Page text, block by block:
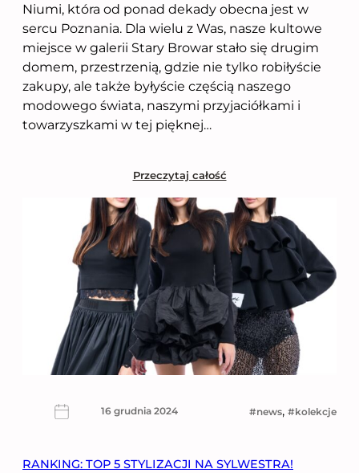
Niumi, która od ponad dekady obecna jest w
sercu Poznania. Dla wielu z Was, nasze kultowe
miejsce w galerii Stary Browar stało się drugim
domem, przestrzenią, gdzie nie tylko robiłyście
zakupy, ale także byłyście częścią naszego
modowego świata, naszymi przyjaciółkami i
towarzyszkami w tej pięknej…
Przeczytaj całość
16 grudnia 2024 news, kolekcje
RANKING: TOP 5 STYLIZACJI NA SYLWESTRA!